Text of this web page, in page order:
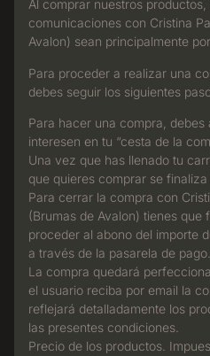
Al comprar nuestros
comunicaciones con Cristina
Avalon) sean principalmente
Para proceder a realizar una
debes seguir los siguientes
Para hacer una compra,
interesen en tu “cesta de la
Una vez que has llenado tu
que quieres comprar se finaliza
Para cerrar la compra con
(Brumas de Avalon) tienes que
proceder al abono del importe
a través de la pasarela de pago.
La compra quedará
el usuario reciba por email la
reflejará detalladamente los
las presentes condiciones.
Precio de los productos.